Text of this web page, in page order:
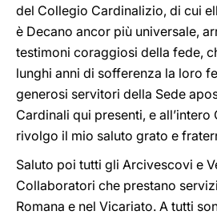
del Collegio Cardinalizio, di cui
è Decano ancor più universale,
testimoni coraggiosi della fede,
lunghi anni di sofferenza la loro
generosi servitori della Sede
Cardinali qui presenti, e
rivolgo il mio saluto grato e
Saluto poi tutti gli Arcivescovi e
Collaboratori che prestano
Romana e nel Vicariato. A tutti